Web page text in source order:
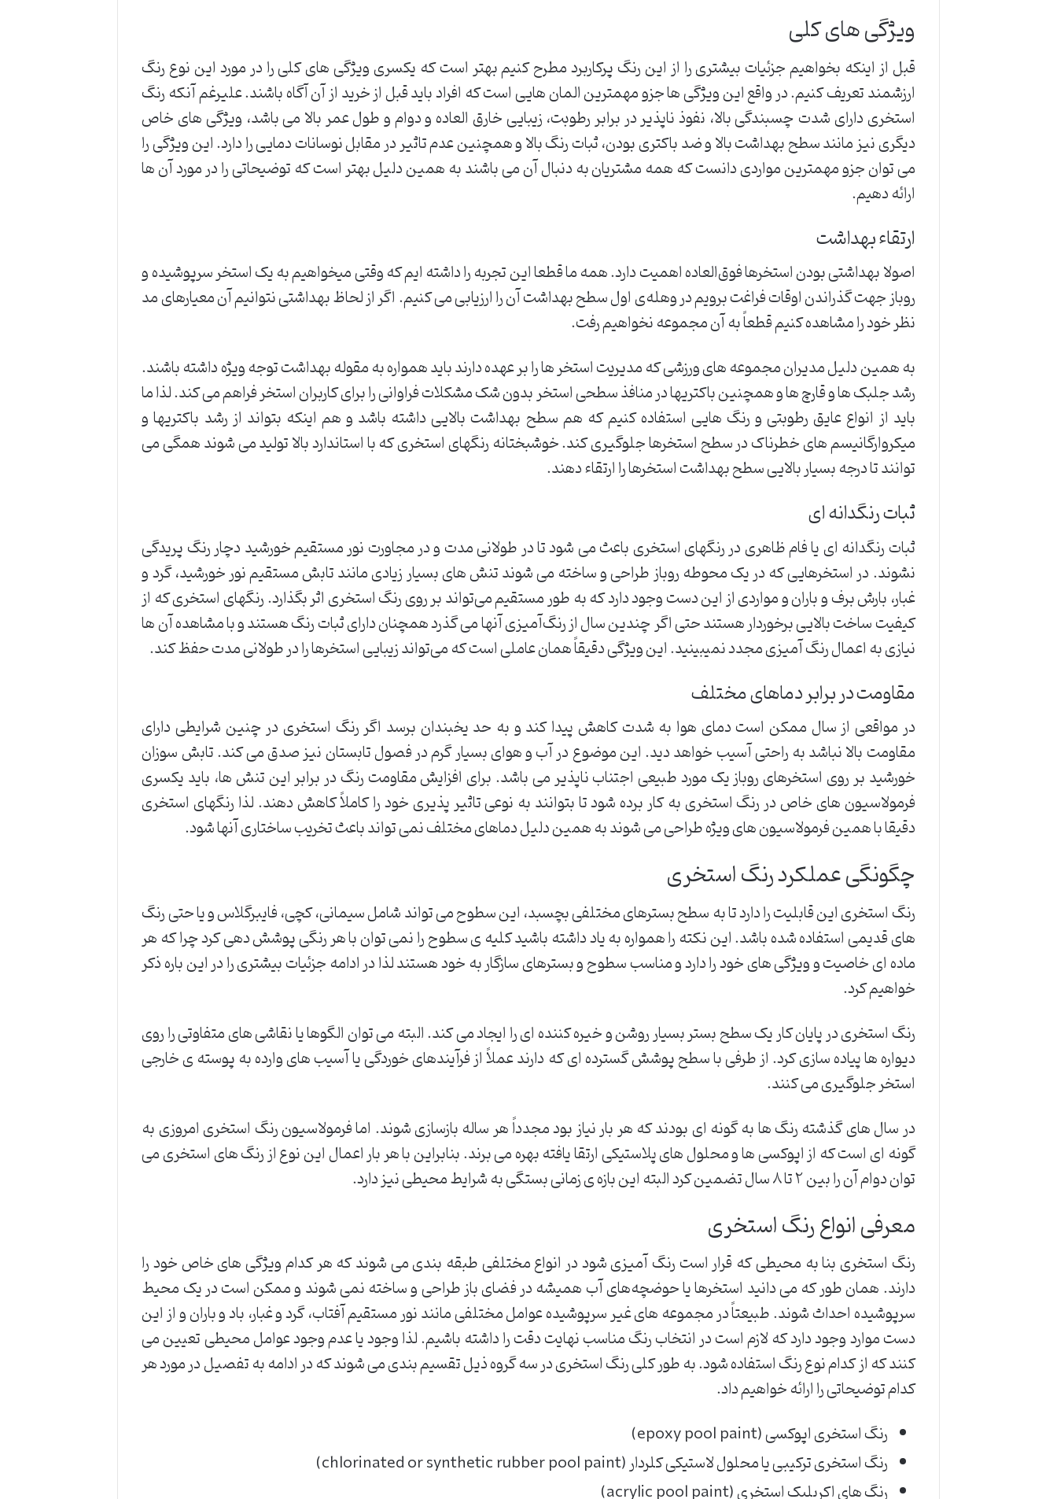
ویژگی های کلی
قبل از اینکه بخواهیم جزئیات بیشتری را از این رنگ پرکاربرد مطرح کنیم بهتر است که یکسری ویژگی های کلی را در مورد این نوع رنگ
ارزشمند تعریف کنیم. در واقع این ویژگی ها جزو مهمترین المان هایی است که افراد باید قبل از خرید از آن آگاه باشند. علیرغم آنکه رنگ
استخری دارای شدت چسبندگی بالا، نفوذ ناپذیر در برابر رطوبت، زیبایی خارق العاده و دوام و طول عمر بالا می باشد، ویژگی های خاص
دیگری نیز مانند سطح بهداشت بالا و ضد باکتری بودن، ثبات رنگ بالا و همچنین عدم تاثیر در مقابل نوسانات دمایی را دارد. این ویژگی را
می توان جزو مهمترین مواردی دانست که همه مشتریان به دنبال آن می باشند به همین دلیل بهتر است که توضیحاتی را در مورد آن ها
ارائه دهیم.
ارتقاء بهداشت
اصولا بهداشتی بودن استخرها فوق‌العاده اهمیت دارد. همه ما قطعا این تجربه را داشته ایم که وقتی میخواهیم به یک استخر سرپوشیده و
روباز جهت گذراندن اوقات فراغت برویم در وهله‌ی اول سطح بهداشت آن را ارزیابی می کنیم. اگر از لحاظ بهداشتی نتوانیم آن معیارهای مد
نظر خود را مشاهده کنیم قطعاً به آن مجموعه نخواهیم رفت.
به همین دلیل مدیران مجموعه های ورزشی که مدیریت استخر ها را بر عهده دارند باید همواره به مقوله بهداشت توجه ویژه داشته باشند.
رشد جلبک ها و قارچ ها و همچنین باکتریها در منافذ سطحی استخر بدون شک مشکلات فراوانی را برای کاربران استخر فراهم می کند. لذا ما
باید از انواع عایق رطوبتی و رنگ هایی استفاده کنیم که هم سطح بهداشت بالایی داشته باشد و هم اینکه بتواند از رشد باکتریها و
میکروارگانیسم های خطرناک در سطح استخرها جلوگیری کند. خوشبختانه رنگهای استخری که با استاندارد بالا تولید می شوند همگی می
توانند تا درجه بسیار بالایی سطح بهداشت استخرها را ارتقاء دهند.
ثبات رنگدانه ای
ثبات رنگدانه ای یا فام ظاهری در رنگهای استخری باعث می شود تا در طولانی مدت و در مجاورت نور مستقیم خورشید دچار رنگ پریدگی
نشوند. در استخرهایی که در یک محوطه روباز طراحی و ساخته می شوند تنش های بسیار زیادی مانند تابش مستقیم نور خورشید، گرد و
غبار، بارش برف و باران و مواردی از این دست وجود دارد که به طور مستقیم می‌تواند بر روی رنگ استخری اثر بگذارد. رنگهای استخری که از
کیفیت ساخت بالایی برخوردار هستند حتی اگر چندین سال از رنگ‌آمیزی آنها می گذرد همچنان دارای ثبات رنگ هستند و با مشاهده آن ها
نیازی به اعمال رنگ آمیزی مجدد نمیبینید. این ویژگی دقیقاً همان عاملی است که می‌تواند زیبایی استخرها را در طولانی مدت حفظ کند.
مقاومت در برابر دماهای مختلف
در مواقعی از سال ممکن است دمای هوا به شدت کاهش پیدا کند و به حد یخبندان برسد اگر رنگ استخری در چنین شرایطی دارای
مقاومت بالا نباشد به راحتی آسیب خواهد دید. این موضوع در آب و هوای بسیار گرم در فصول تابستان نیز صدق می کند. تابش سوزان
خورشید بر روی استخرهای روباز یک مورد طبیعی اجتناب ناپذیر می باشد. برای افزایش مقاومت رنگ در برابر این تنش ها، باید یکسری
فرمولاسیون های خاص در رنگ استخری به کار برده شود تا بتوانند به نوعی تاثیر پذیری خود را کاملاً کاهش دهند. لذا رنگهای استخری
دقیقا با همین فرمولاسیون های ویژه طراحی می شوند به همین دلیل دماهای مختلف نمی تواند باعث تخریب ساختاری آنها شود.
چگونگی عملکرد رنگ استخری
رنگ استخری این قابلیت را دارد تا به سطح بسترهای مختلفی بچسبد، این سطوح می تواند شامل سیمانی، کچی، فایبرگلاس و یا حتی رنگ
های قدیمی استفاده شده باشد. این نکته را همواره به یاد داشته باشید کلیه ی سطوح را نمی توان با هر رنگی پوشش دهی کرد چرا که هر
ماده ای خاصیت و ویژگی های خود را دارد و مناسب سطوح و بسترهای سازگار به خود هستند لذا در ادامه جزئیات بیشتری را در این باره ذکر
خواهیم کرد.
رنگ استخری در پایان کار یک سطح بستر بسیار روشن و خیره کننده ای را ایجاد می کند. البته می توان الگوها یا نقاشی های متفاوتی را روی
دیواره ها پیاده سازی کرد. از طرفی با سطح پوشش گسترده ای که دارند عملاً از فرآیندهای خوردگی یا آسیب های وارده به پوسته ی خارجی
استخر جلوگیری می کنند.
در سال های گذشته رنگ ها به گونه ای بودند که هر بار نیاز بود مجدداً هر ساله بازسازی شوند. اما فرمولاسیون رنگ استخری امروزی به
گونه ای است که از اپوکسی ها و محلول های پلاستیکی ارتقا یافته بهره می برند. بنابراین با هر بار اعمال این نوع از رنگ های استخری می
توان دوام آن را بین ۲ تا ۸ سال تضمین کرد البته این بازه ی زمانی بستگی به شرایط محیطی نیز دارد.
معرفی انواع رنگ استخری
رنگ استخری بنا به محیطی که قرار است رنگ آمیزی شود در انواع مختلفی طبقه بندی می شوند که هر کدام ویژگی های خاص خود را
دارند. همان طور که می دانید استخرها یا حوضچه‌های آب همیشه در فضای باز طراحی و ساخته نمی شوند و ممکن است در یک محیط
سرپوشیده احداث شوند. طبیعتاً در مجموعه های غیر سرپوشیده عوامل مختلفی مانند نور مستقیم آفتاب، گرد و غبار، باد و باران و از این
دست موارد وجود دارد که لازم است در انتخاب رنگ مناسب نهایت دقت را داشته باشیم. لذا وجود یا عدم وجود عوامل محیطی تعیین می
کنند که از کدام نوع رنگ استفاده شود. به طور کلی رنگ استخری در سه گروه ذیل تقسیم بندی می شوند که در ادامه به تفصیل در مورد هر
کدام توضیحاتی را ارائه خواهیم داد.
رنگ استخری اپوکسی (epoxy pool paint)
رنگ استخری ترکیبی یا محلول لاستیکی کلردار (chlorinated or synthetic rubber pool paint)
رنگ های اکریلیک استخری (acrylic pool paint)